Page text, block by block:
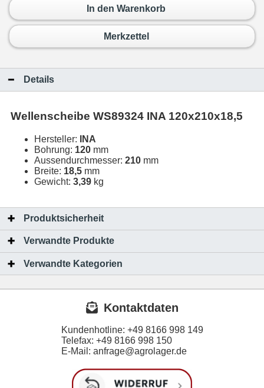
In den Warenkorb
Merkzettel
Details
Wellenscheibe WS89324 INA 120x210x18,5
Hersteller:
INA
Bohrung: 120 mm
Aussendurchmesser: 210 mm
Breite: 18,5 mm
Gewicht: 3,39 kg
Produktsicherheit
Verwandte Produkte
Verwandte Kategorien
Kontaktdaten
Kundenhotline: +49 8166 998 149
Telefax: +49 8166 998 150
E-Mail: anfrage@agrolager.de